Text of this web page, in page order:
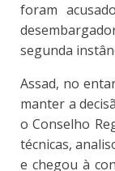
foram
segunda
Assad, no
manter a
o Conselho
técnicas,
e chegou à